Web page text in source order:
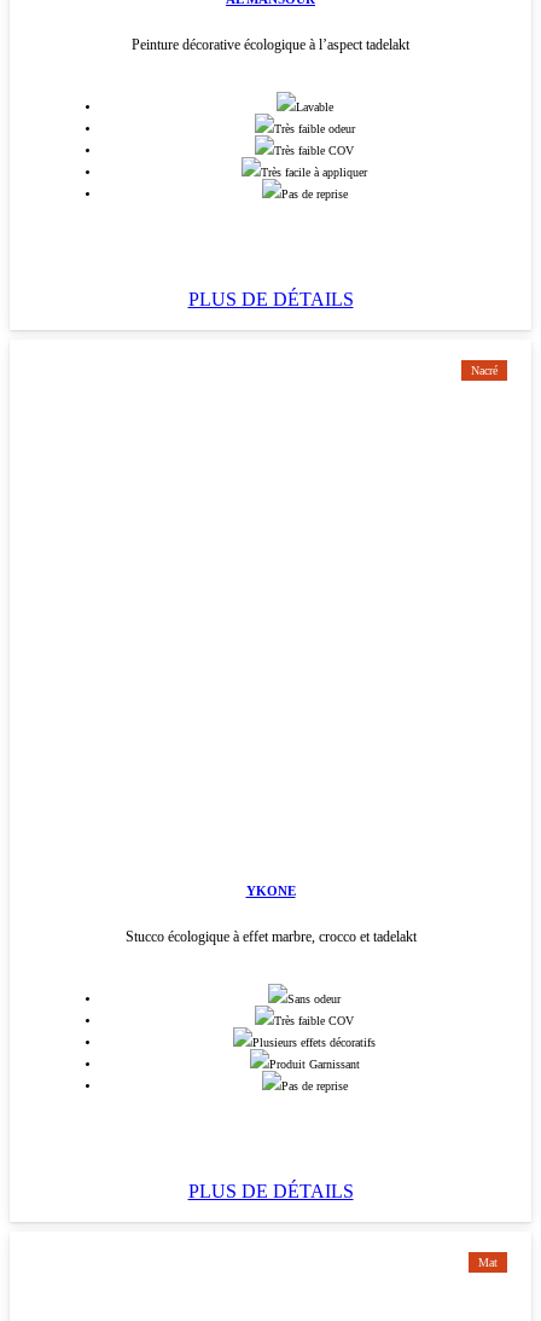
Peinture décorative écologique à l’aspect tadelakt
Lavable
Très faible odeur
Très faible COV
Très facile à appliquer
Pas de reprise
PLUS DE DÉTAILS
Nacré
YKONE
Stucco écologique à effet marbre, crocco et tadelakt
Sans odeur
Très faible COV
Plusieurs effets décoratifs
Produit Garnissant
Pas de reprise
PLUS DE DÉTAILS
Mat